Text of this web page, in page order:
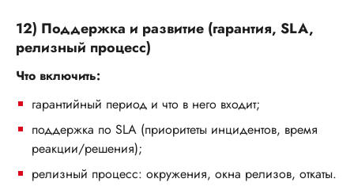
12) Поддержка и развитие (гарантия, SLA,
релизный процесс)
Что включить:
гарантийный период и что в него входит;
поддержка по SLA (приоритеты инцидентов, время
реакции/решения);
релизный процесс: окружения, окна релизов, откаты.